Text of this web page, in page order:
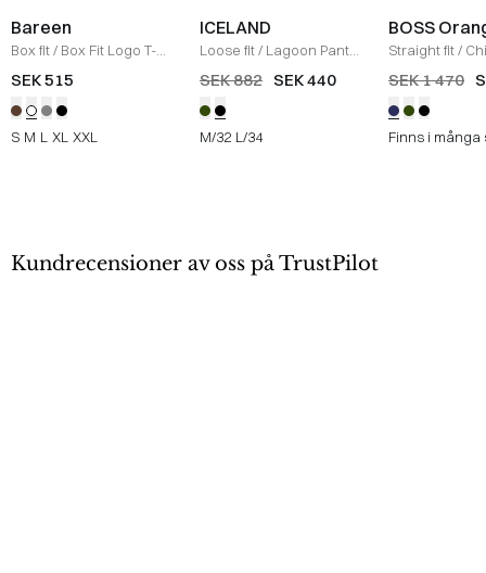
Bareen
Box fit/ Box Fit Logo T-
shirt /WHITE
SEK 515
S M L XL XXL
ICELAND
Loose fit/ Lagoon Pants
/ BLACK
SEK 882 SEK 440
M/32 L/34
BOSS
Straight fit/
Straight
NAVY
SEK 1 470
Finns i
Kundrecensioner av oss på TrustPilot